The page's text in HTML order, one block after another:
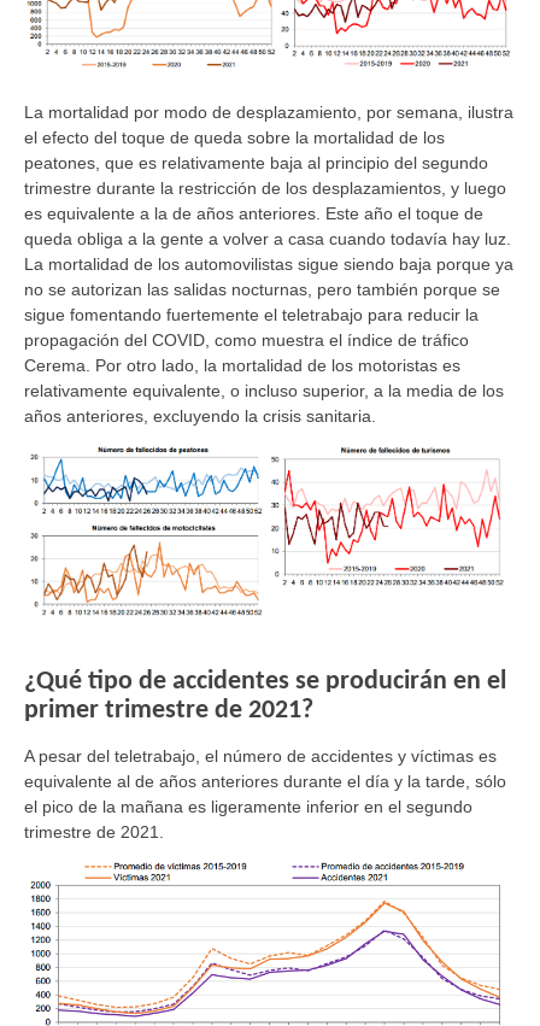
La mortalidad por modo de desplazamiento, por semana, ilustra
el efecto del toque de queda sobre la mortalidad de los
peatones, que es relativamente baja al principio del segundo
trimestre durante la restricción de los desplazamientos, y luego
es equivalente a la de años anteriores. Este año el toque de
queda obliga a la gente a volver a casa cuando todavía hay luz.
La mortalidad de los automovilistas sigue siendo baja porque ya
no se autorizan las salidas nocturnas, pero también porque se
sigue fomentando fuertemente el teletrabajo para reducir la
propagación del COVID, como muestra el índice de tráfico
Cerema. Por otro lado, la mortalidad de los motoristas es
relativamente equivalente, o incluso superior, a la media de los
años anteriores, excluyendo la crisis sanitaria.
¿Qué tipo de accidentes se producirán en el
primer trimestre de 2021?
A pesar del teletrabajo, el número de accidentes y víctimas es
equivalente al de años anteriores durante el día y la tarde, sólo
el pico de la mañana es ligeramente inferior en el segundo
trimestre de 2021.